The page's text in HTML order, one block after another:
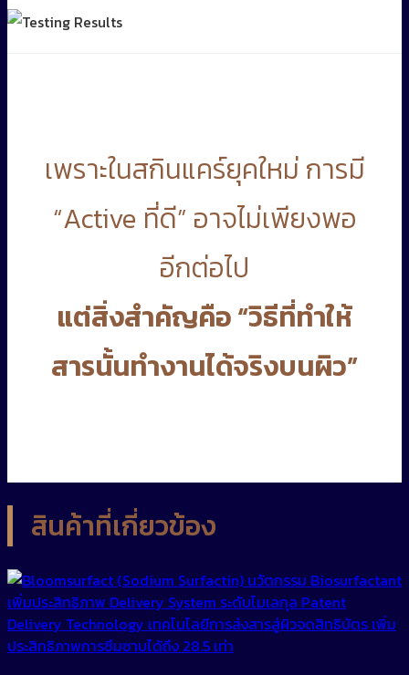
เพราะในสกินแคร์ยุคใหม่ การมี
“Active ที่ดี” อาจไม่เพียงพอ
อีกต่อไป
แต่สิ่งสำคัญคือ “วิธีที่ทำให้
สารนั้นทำงานได้จริงบนผิว”
สินค้าที่เกี่ยวข้อง